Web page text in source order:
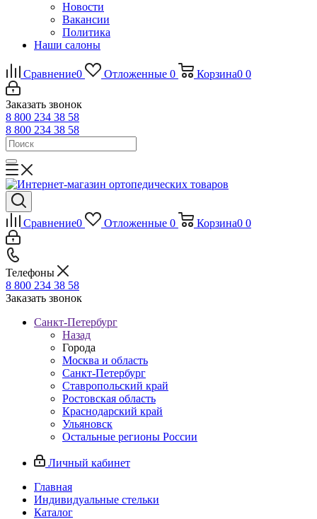
Новости
Вакансии
Политика
Наши салоны
Сравнение0 Отложенные 0 Корзина0 0
Заказать звонок
8 800 234 38 58
8 800 234 38 58
Сравнение0 Отложенные 0 Корзина0 0
Телефоны
8 800 234 38 58
Заказать звонок
Санкт-Петербург
Назад
Города
Москва и область
Санкт-Петербург
Ставропольский край
Ростовская область
Краснодарский край
Ульяновск
Остальные регионы России
Личный кабинет
Главная
Индивидуальные стельки
Каталог